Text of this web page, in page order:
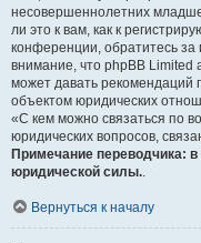
несовершеннолетних
ли это к вам, как к
конференции, обратитесь
внимание, что phpBB
может давать рекомендаций
объектом юридических
«С кем можно связаться по
юридических вопросов,
Примечание переводчика:
юридической силы..
Вернуться к началу